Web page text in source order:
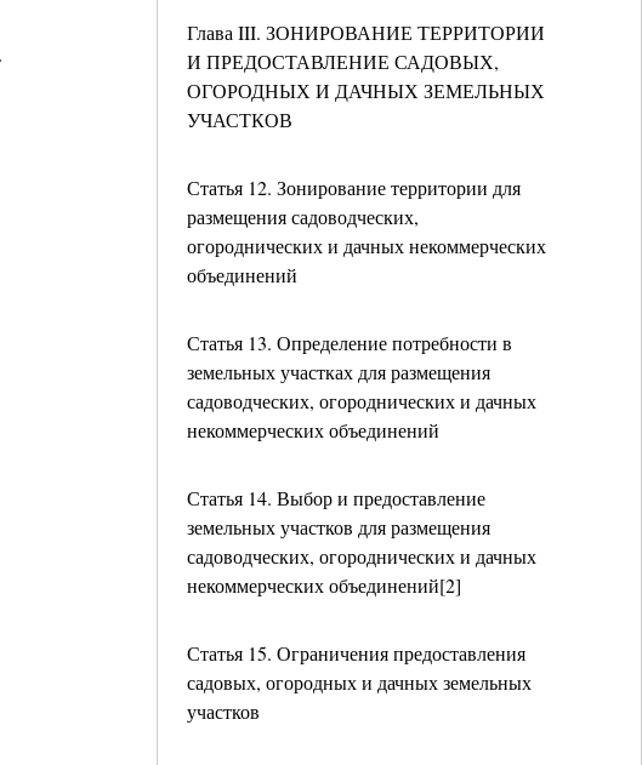
Глава III. ЗОНИРОВАНИЕ ТЕРРИТОРИИ
И ПРЕДОСТАВЛЕНИЕ САДОВЫХ,
ОГОРОДНЫХ И ДАЧНЫХ ЗЕМЕЛЬНЫХ
УЧАСТКОВ
Статья 12. Зонирование территории для
размещения садоводческих,
огороднических и дачных некоммерческих
объединений
Статья 13. Определение потребности в
земельных участках для размещения
садоводческих, огороднических и дачных
некоммерческих объединений
Статья 14. Выбор и предоставление
земельных участков для размещения
садоводческих, огороднических и дачных
некоммерческих объединений[2]
Статья 15. Ограничения предоставления
садовых, огородных и дачных земельных
участков